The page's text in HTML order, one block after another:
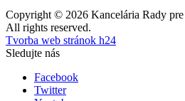
Copyright © 2026 Kancelária Rady
All rights reserved.
Tvorba web stránok h24
Sledujte nás
Facebook
Twitter